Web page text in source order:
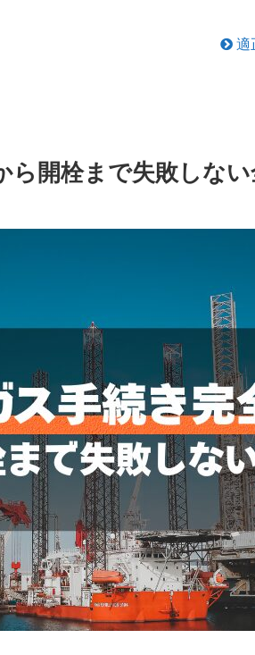
適
ら開栓まで失敗しな